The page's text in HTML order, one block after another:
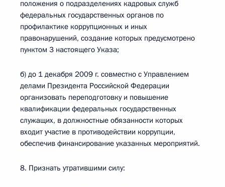
положения о подразделениях кадровых служб
федеральных государственных органов по
профилактике коррупционных и иных
правонарушений, создание которых предусмотрено
пунктом 3 настоящего Указа;
б) до 1 декабря 2009 г. совместно с Управлением
делами Президента Российской Федерации
организовать переподготовку и повышение
квалификации федеральных государственных
служащих, в должностные обязанности которых
входит участие в противодействии коррупции,
обеспечив финансирование указанных мероприятий.
8. Признать утратившими силу: